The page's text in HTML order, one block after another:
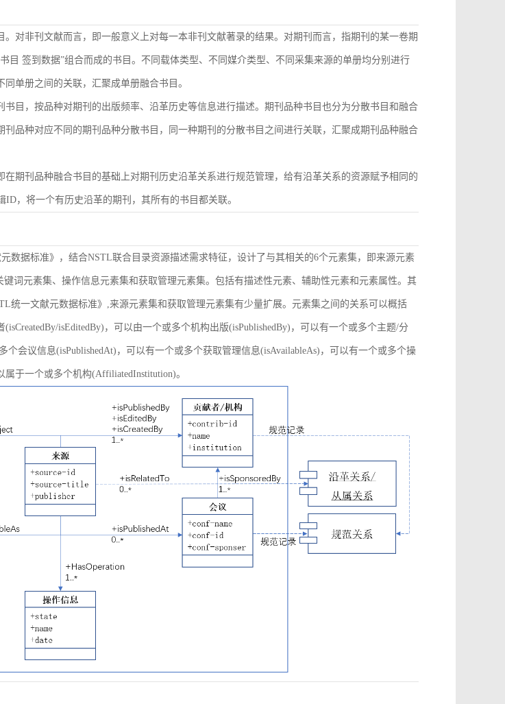
。对非刊文献而言，即一般意义上对每一本非刊文献著录的结果。对期刊而言，指期刊的某一卷期
目 签到数据”组合而成的书目。不同载体类型、不同媒介类型、不同采集来源的单册均分别进行
单册之间的关联，汇聚成单册融合书目。
书目，按品种对期刊的出版频率、沿革历史等信息进行描述。期刊品种书目也分为分散书目和融合
刊品种对应不同的期刊品种分散书目，同一种期刊的分散书目之间进行关联，汇聚成期刊品种融合
在期刊品种融合书目的基础上对期刊历史沿革关系进行规范管理，给有沿革关系的资源赋予相同的
，将一个有历史沿革的期刊，其所有的书目都关联。
数据标准》，结合NSTL联合目录资源描述需求特征，设计了与其相关的6个元素集，即来源元素
词元素集、操作信息元素集和获取管理元素集。包括有描述性元素、辅助性元素和元素属性。其
统一文献元数据标准》,来源元素集和获取管理元素集有少量扩展。元素集之间的关系可以概括
isEditedBy)，可以由一个或多个机构出版(isPublishedBy)，可以有一个或多个主题/分
个会议信息(isPublishedAt)，可以有一个或多个获取管理信息(isAvailableAs)，可以有一个或多个操
属于一个或多个机构(AffiliatedInstitution)。